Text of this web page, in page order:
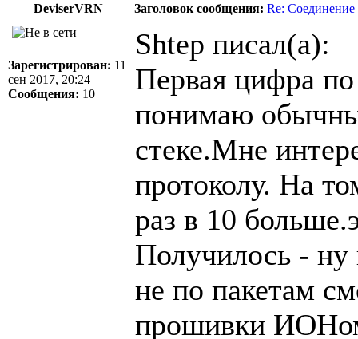
DeviserVRN
Заголовок сообщения: Re:
Зарегистрирован: 11
сен 2017, 20:24
Сообщения: 10
Shtep писал(а):
Первая цифра
понимаю
стеке.Мне
протоколу. На
раз в 10
Получилось -
не по пакетам
прошивки